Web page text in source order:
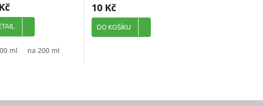
ml na 200 ml
10 Kč
DO KOŠÍKU